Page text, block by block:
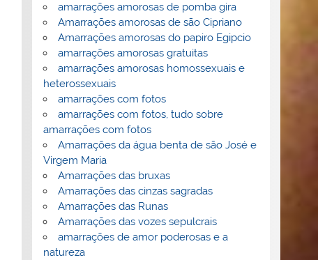
amarrações amorosas de pomba gira
Amarrações amorosas de são Cipriano
Amarrações amorosas do papiro Egipcio
amarrações amorosas gratuitas
amarrações amorosas homossexuais e
heterossexuais
amarrações com fotos
amarrações com fotos, tudo sobre
amarrações com fotos
Amarrações da água benta de são José e
Virgem Maria
Amarrações das bruxas
Amarrações das cinzas sagradas
Amarrações das Runas
Amarrações das vozes sepulcrais
amarrações de amor poderosas e a
natureza